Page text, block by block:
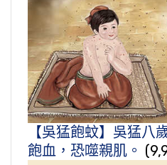
【吳猛飽蚊】吳猛八
飽血，恐噬親肌。